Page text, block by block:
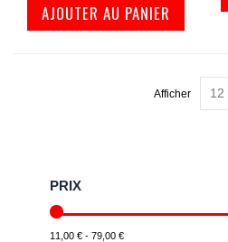
AJOUTER AU PANIER
Afficher
PRIX
11,00 € - 79,00 €